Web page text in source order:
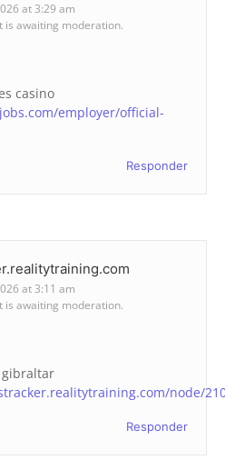
at 3:29 am
is awaiting moderation.
casino
employer/official-
Responder
at 3:11 am
is awaiting moderation.
gibraltar
node/
Responder